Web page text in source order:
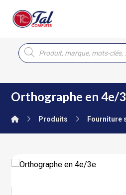
Orthographe en 4e/
Produits Fourniture